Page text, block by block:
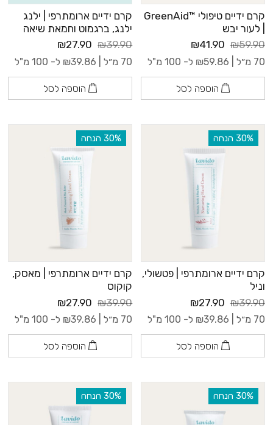
קרם ידיים טיפולי ™GreenAid
| לעור יבש
₪59.90
₪41.90
70 מ״ל | ₪59.86 ל- 100 מ"ל
הוספה לסל
קרם ידיים ארומתרפי | ילנג
ילנג, ברגמוט וחמאת שיאה
₪39.90
₪27.90
70 מ״ל | ₪39.86 ל- 100 מ"ל
הוספה לסל
‫30% הנחה
קרם ידיים ארומתרפי | פטשולי,
וניל
₪39.90
₪27.90
70 מ״ל | ₪39.86 ל- 100 מ"ל
הוספה לסל
‫30% הנחה
קרם ידיים ארומתרפי | מאסק,
קוקוס
₪39.90
₪27.90
70 מ״ל | ₪39.86 ל- 100 מ"ל
הוספה לסל
‫30% הנחה ‫30% הנחה